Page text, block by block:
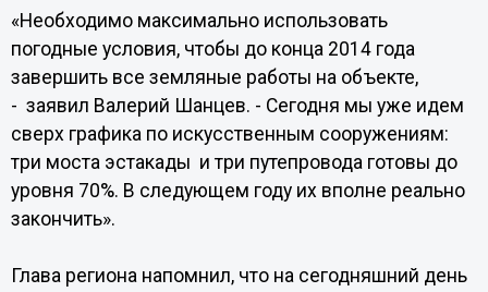
«Необходимо максимально использовать
погодные условия, чтобы до конца 2014 года
завершить все земляные работы на объекте,
- заявил Валерий Шанцев. - Сегодня мы уже идем
сверх графика по искусственным сооружениям:
три моста эстакады и три путепровода готовы до
уровня 70%. В следующем году их вполне реально
закончить».
Глава региона напомнил, что на сегодняшний день